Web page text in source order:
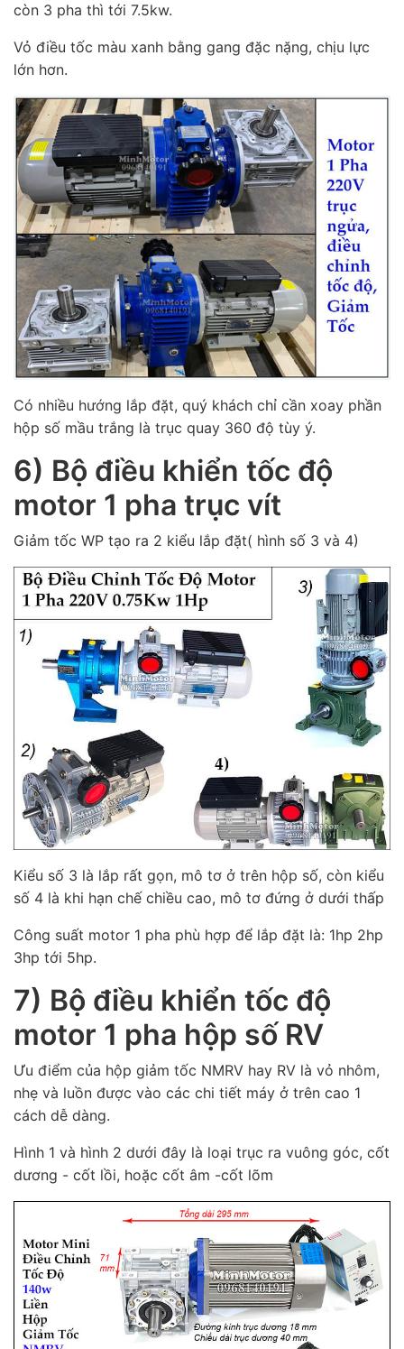
còn 3 pha thì tới 7.5kw.
Vỏ điều tốc màu xanh bằng gang đặc nặng, chịu lực
lớn hơn.
Có nhiều hướng lắp đặt, quý khách chỉ cần xoay phần
hộp số mầu trắng là trục quay 360 độ tùy ý.
6) Bộ điều khiển tốc độ
motor 1 pha trục vít
Giảm tốc WP tạo ra 2 kiểu lắp đặt( hình số 3 và 4)
Kiểu số 3 là lắp rất gọn, mô tơ ở trên hộp số, còn kiểu
số 4 là khi hạn chế chiều cao, mô tơ đứng ở dưới thấp
Công suất motor 1 pha phù hợp để lắp đặt là: 1hp 2hp
3hp tới 5hp.
7) Bộ điều khiển tốc độ
motor 1 pha hộp số RV
Ưu điểm của hộp giảm tốc NMRV hay RV là vỏ nhôm,
nhẹ và luồn được vào các chi tiết máy ở trên cao 1
cách dễ dàng.
Hình 1 và hình 2 dưới đây là loại trục ra vuông góc, cốt
dương - cốt lồi, hoặc cốt âm -cốt lõm